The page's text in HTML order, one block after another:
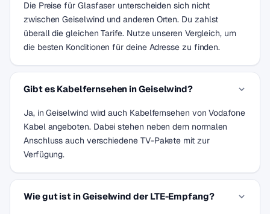
Die Preise für Glasfaser unterscheiden sich nicht
zwischen Geiselwind und anderen Orten. Du zahlst
überall die gleichen Tarife. Nutze unseren Vergleich, um
die besten Konditionen für deine Adresse zu finden.
Gibt es Kabelfernsehen in Geiselwind?
Ja, in Geiselwind wird auch Kabelfernsehen von Vodafone
Kabel angeboten. Dabei stehen neben dem normalen
Anschluss auch verschiedene TV-Pakete mit zur
Verfügung.
Wie gut ist in Geiselwind der LTE-Empfang?